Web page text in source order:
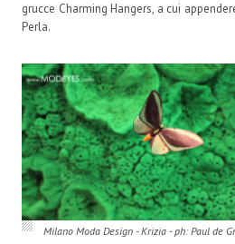
grucce Charming Hangers, a cui
Perla.
Milano Moda Design - Krizia - ph: Paul de